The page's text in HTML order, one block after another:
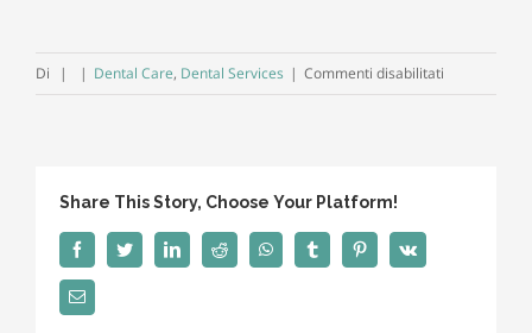
Di | | Dental Care, Dental Services | Commenti disabilitati
Share This Story, Choose Your Platform!
FacebookTwitterLinkedInRedditWhatsAppTumblr PinterestVk
Email